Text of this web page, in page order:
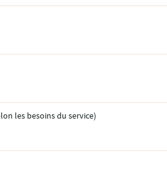
les besoins du service)